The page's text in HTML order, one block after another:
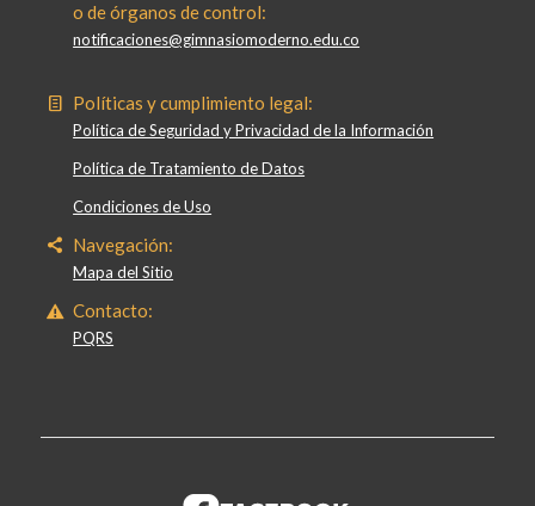
o de órganos de control:
notificaciones@gimnasiomoderno.edu.co
Políticas y cumplimiento legal:
Política de Seguridad y Privacidad de la Información
Política de Tratamiento de Datos
Condiciones de Uso
Navegación:
Mapa del Sitio
Contacto:
PQRS